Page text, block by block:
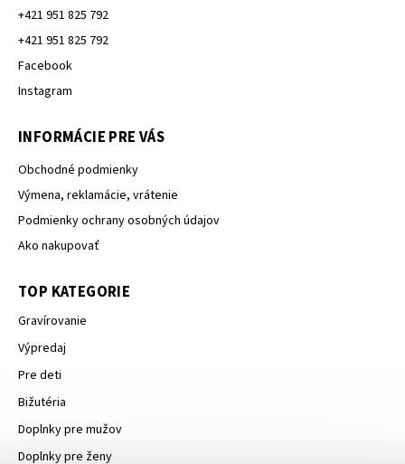
+421 951 825 792
+421 951 825 792
Facebook
Instagram
INFORMÁCIE PRE VÁS
Obchodné podmienky
Výmena, reklamácie, vrátenie
Podmienky ochrany osobných údajov
Ako nakupovať
TOP KATEGORIE
Gravírovanie
Výpredaj
Pre deti
Bižutéria
Doplnky pre mužov
Doplnky pre ženy